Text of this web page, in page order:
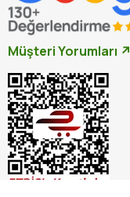
Müşteri Yorumları ↗